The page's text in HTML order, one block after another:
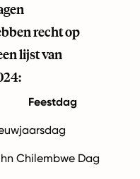
recht op
lijst van
Feestdag
Chilembwe Dag